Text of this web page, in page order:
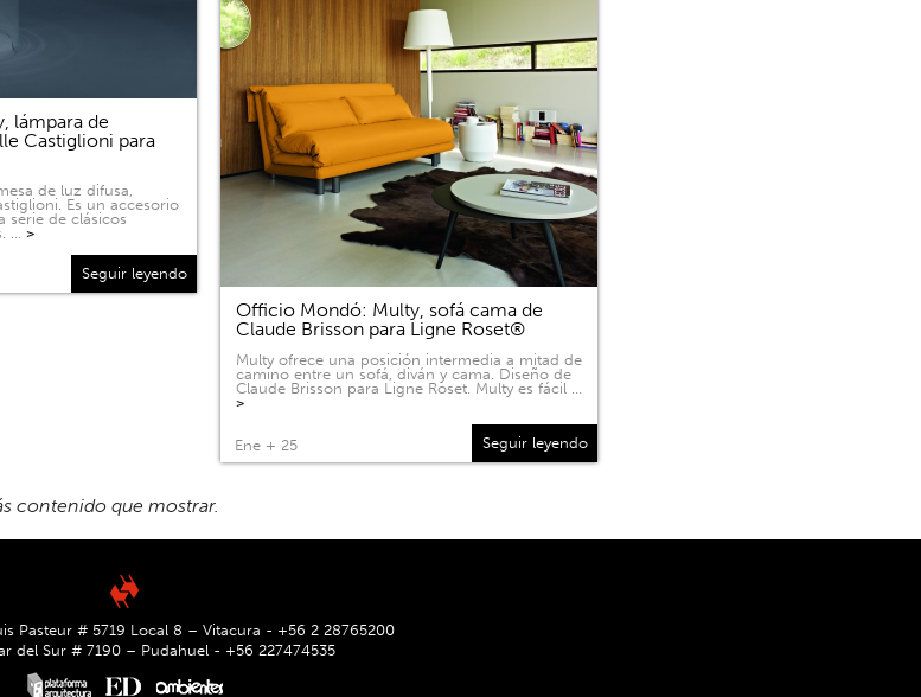
lámpara de
Castiglioni para
de luz difusa,
Es un accesorio
serie de clásicos
… >
Seguir leyendo
Officio Mondó: Multy, sofá cama de
Claude Brisson para Ligne Roset®
Multy ofrece una posición intermedia a mitad de
camino entre un sofá, diván y cama. Diseño de
Claude Brisson para Ligne Roset. Multy es fácil …
>
Ene + 25 Seguir leyendo
Pasteur # 5719 Local 8 – Vitacura - +56 2 28765200
del Sur # 7190 – Pudahuel - +56 227474535